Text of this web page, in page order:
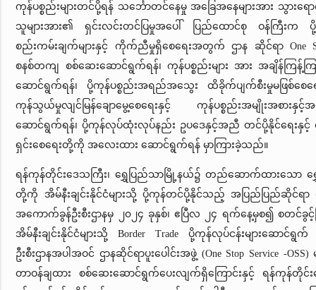
ကုန်ပစ္စည်းများတင်ပို့ရန် သင်္ဘောတင်နေမှု အခြေအနေများအား သွား
သူများအား၏ ရှင်းလင်းတင်ပြမှုအပေါ် ပြည်ထောင်စု ဝန်ကြီး
စည်းကမ်းချက်များနှင့် ကိုက်ညီမှုရှိစေရေးအတွက် ဌာန ဆိုင်ရာ One
စနစ်တကျ စစ်ဆေးဆောင်ရွက်ရန်၊ ကုန်ပစ္စည်းများ အား အချိန်ကြန့်က
ဆောင်ရွက်ရန်၊ ပို့ကုန်ပစ္စည်းအရည်အသွေး ထိခိုက်ပျက်စီးမှုမဖြစ်စေ
ကုန်သွယ်မှုလျင်မြန်ချောမွေ့စေရေးနှင့် ကုန်ပစ္စည်းအမျိုးအစာ
ဆောင်ရွက်ရန်၊ ပို့ကုန်လုပ်ထုံးလုပ်နည်း ဥပဒေနှင့်အညီ တင်ပို့နိုင်ရေးနှင့်
ရှင်းစေရေးတို့ကို အလေးထား ဆောင်ရွက်ရန် မှာကြားခဲ့သည်။
ရန်ကုန်တိုင်းဒေသကြီး၊ ရွှေပြည်သာမြို့နယ်၌ တည်ဆောက်ထားသော ရွှ
တို့ကို အိမ်နီးချင်းနိုင်ငံများသို့ ပို့ကုန်တင်ပို့နိုင်သည့် အပြည်ပြည်ဆိုင်ရ
အကောက်ခွန်ဦးစီးဌာနမှ ၂၀၂၄ ခုနှစ်၊ ဧပြီလ ၂၄ ရက်နေ့မှစ၍ စတင်ခွင့်
အိမ်နီးချင်းနိုင်ငံများသို့ Border Trade ပို့ကုန်လုပ်ငန်းများဆေ
ဦးစီးဌာနအပါအဝင် ဌာနဆိုင်ရာပူး‌ပေါင်းအဖွဲ့ (One Stop Service -
တာဝန်ချထား စစ်ဆေးဆောင်ရွက်ပေးလျက်ရှိကြောင်းနှင့် ရန်ကုန်တိုင်